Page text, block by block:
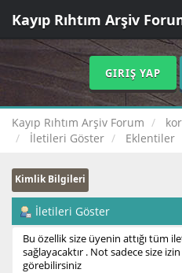
Kayıp Rıhtım Arşiv
GIRIŞ YAP
Kayıp Rıhtım Arşiv Forum
İletileri Göster
Eklentiler
Kimlik Bilgileri
İletileri Göster
Bu özellik size üyenin attığı tüm
sağlayacaktır . Not sadece size
görebilirsiniz